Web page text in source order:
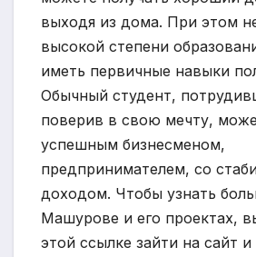
выходя из дома. При этом
высокой степени
иметь первичные навыки
Обычный студент,
поверив в свою мечту,
успешным бизнесменом,
предпринимателем, со
доходом. Чтобы узнать
Машурове и его проектах,
этой ссылке зайти на сайт